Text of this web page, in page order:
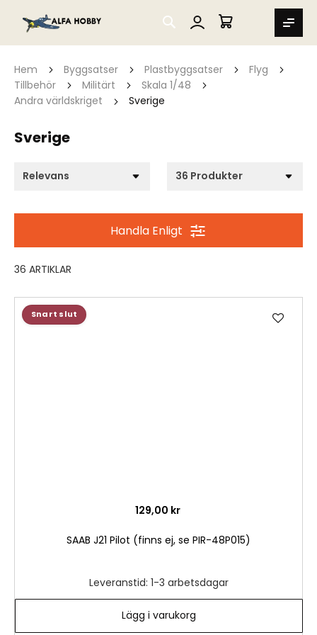
SEARCH
MIN VARUKORG
Hem Byggsatser Plastbyggsatser
Flyg
Tillbehör
Militärt
Skala 1/48
Andra världskriget
Sverige
Sverige
36 ARTIKLAR
Handla Enligt
Snart slut
129,00 kr
SAAB J21 Pilot (finns ej, se PIR-48P015)
Leveranstid: 1-3 arbetsdagar
Lägg i varukorg